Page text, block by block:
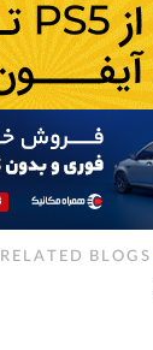
RELATED BLOGS